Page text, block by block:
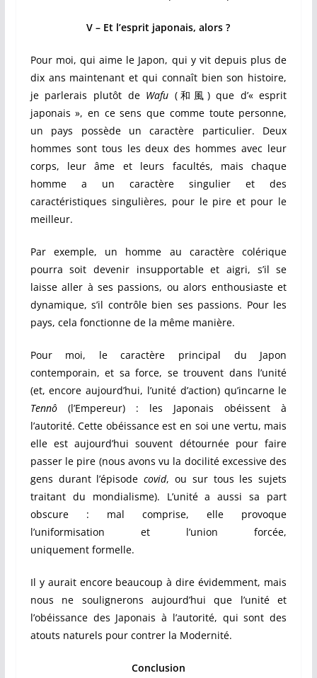
V – Et l’esprit japonais, alors ?
Pour moi, qui aime le Japon, qui y vit depuis plus de
dix ans maintenant et qui connaît bien son histoire,
je parlerais plutôt de Wafu (和風 )que d’« esprit
japonais », en ce sens que comme toute personne,
un pays possède un caractère particulier. Deux
hommes sont tous les deux des hommes avec leur
corps, leur âme et leurs facultés, mais chaque
homme a un caractère singulier et des
caractéristiques singulières, pour le pire et pour le
meilleur.
Par exemple, un homme au caractère colérique
pourra soit devenir insupportable et aigri, s’il se
laisse aller à ses passions, ou alors enthousiaste et
dynamique, s’il contrôle bien ses passions. Pour les
pays, cela fonctionne de la même manière.
Pour moi, le caractère principal du Japon
contemporain, et sa force, se trouvent dans l’unité
(et, encore aujourd’hui, l’unité d’action) qu’incarne le
Tennô (l’Empereur) : les Japonais obéissent à
l’autorité. Cette obéissance est en soi une vertu, mais
elle est aujourd’hui souvent détournée pour faire
passer le pire (nous avons vu la docilité excessive des
gens durant l’épisodecovid, ou sur tous les sujets
traitant du mondialisme). L’unité a aussi sa part
obscure : mal comprise, elle provoque
l’uniformisation et l’union forcée,
uniquementformelle.
Il y aurait encore beaucoup à dire évidemment, mais
nous ne soulignerons aujourd’hui que l’unité et
l’obéissance des Japonais à l’autorité, qui sont des
atouts naturels pour contrer la Modernité.
Conclusion